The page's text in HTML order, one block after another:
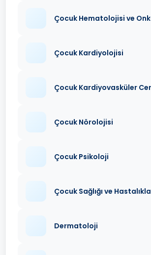
Çocuk Hematolojisi ve
Çocuk Kardiyolojisi
Çocuk Kardiyovasküler
Çocuk Nörolojisi
Çocuk Psikoloji
Çocuk Sağlığı ve
Dermatoloji